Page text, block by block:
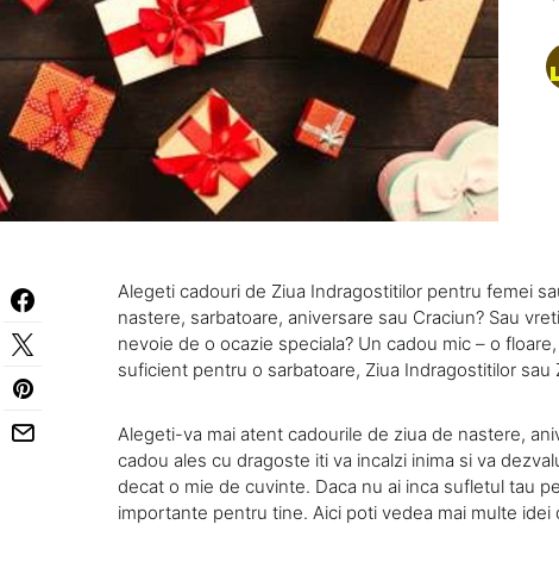
Alegeti cadouri de Ziua Indragostitilor pentru femei
nastere, sarbatoare, aniversare sau Craciun? Sau
nevoie de o ocazie speciala? Un cadou mic – o
suficient pentru o sarbatoare, Ziua Indragostitilor sau
Alegeti-va mai atent cadourile de ziua de nastere,
cadou ales cu dragoste iti va incalzi inima si va
decat o mie de cuvinte. Daca nu ai inca sufletul tau
importante pentru tine. Aici poti vedea mai multe idei